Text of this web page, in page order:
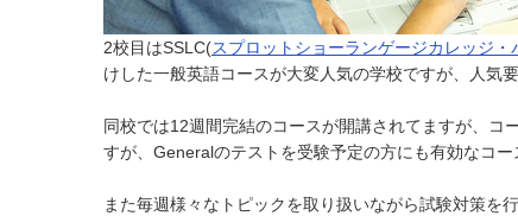
2校目はSSLC(スプロットショーランゲージカレッジ・
けした一般英語コースが大変人気の学校ですが、人気
同校では12週間完結のコースが開講されてますが、コ
すが、Generalのテストを受験予定の⽅にも有効なコー
また毎週様々なトピックを取り扱いながら試験対策を